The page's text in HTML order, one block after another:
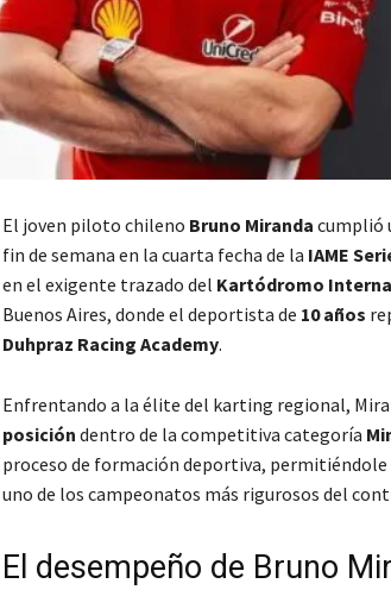
El joven piloto chileno Bruno Miranda cumplió
fin de semana en la cuarta fecha de la IAME
en el exigente trazado del Kartódromo
Buenos Aires, donde el deportista de 10 años
Duhpraz Racing Academy.
Enfrentando a la élite del karting regional,
posición dentro de la competitiva categoría
proceso de formación deportiva,
uno de los campeonatos más rigurosos del
El desempeño de Bruno